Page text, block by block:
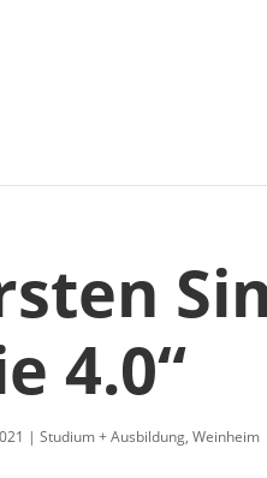
4.0“
|Studium + Ausbildung,Weinheim